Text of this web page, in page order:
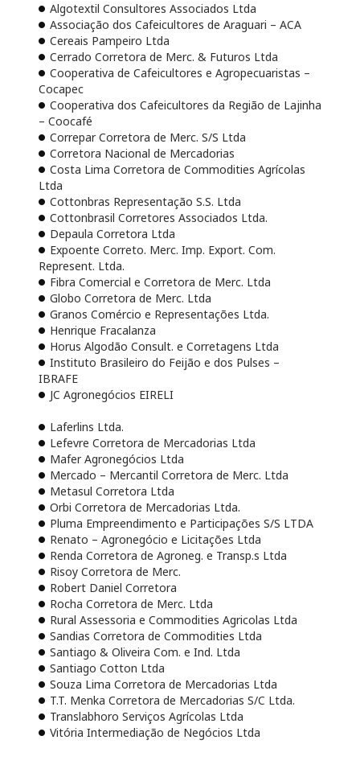
Algotextil Consultores Associados Ltda
Associação dos Cafeicultores de Araguari – ACA
Cereais Pampeiro Ltda
Cerrado Corretora de Merc. & Futuros Ltda
Cooperativa de Cafeicultores e Agropecuaristas –
Cocapec
Cooperativa dos Cafeicultores da Região de Lajinha
– Coocafé
Correpar Corretora de Merc. S/S Ltda
Corretora Nacional de Mercadorias
Costa Lima Corretora de Commodities Agrícolas
Ltda
Cottonbras Representação S.S. Ltda
Cottonbrasil Corretores Associados Ltda.
Depaula Corretora Ltda
Expoente Correto. Merc. Imp. Export. Com.
Represent. Ltda.
Fibra Comercial e Corretora de Merc. Ltda
Globo Corretora de Merc. Ltda
Granos Comércio e Representações Ltda.
Henrique Fracalanza
Horus Algodão Consult. e Corretagens Ltda
Instituto Brasileiro do Feijão e dos Pulses –
IBRAFE
JC Agronegócios EIRELI
Laferlins Ltda.
Lefevre Corretora de Mercadorias Ltda
Mafer Agronegócios Ltda
Mercado – Mercantil Corretora de Merc. Ltda
Metasul Corretora Ltda
Orbi Corretora de Mercadorias Ltda.
Pluma Empreendimento e Participações S/S LTDA
Renato – Agronegócio e Licitações Ltda
Renda Corretora de Agroneg. e Transp.s Ltda
Risoy Corretora de Merc.
Robert Daniel Corretora
Rocha Corretora de Merc. Ltda
Rural Assessoria e Commodities Agricolas Ltda
Sandias Corretora de Commodities Ltda
Santiago & Oliveira Com. e Ind. Ltda
Santiago Cotton Ltda
Souza Lima Corretora de Mercadorias Ltda
T.T. Menka Corretora de Mercadorias S/C Ltda.
Translabhoro Serviços Agrícolas Ltda
Vitória Intermediação de Negócios Ltda